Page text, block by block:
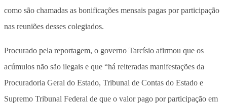
como são chamadas as bonificações mensais pagas por participação
nas reuniões desses colegiados.
Procurado pela reportagem, o governo Tarcísio afirmou que os
acúmulos não são ilegais e que “há reiteradas manifestações da
Procuradoria Geral do Estado, Tribunal de Contas do Estado e
Supremo Tribunal Federal de que o valor pago por participação em